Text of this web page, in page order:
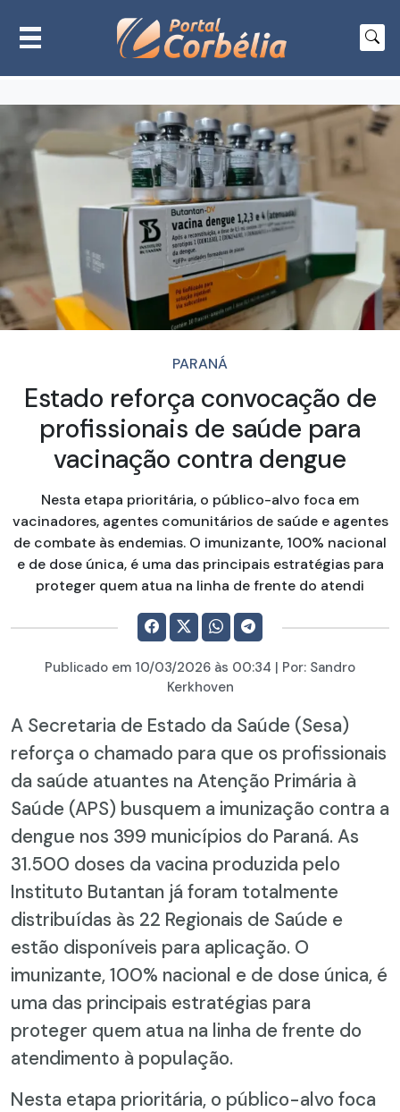
PARANÁ
Estado reforça convocação de
profissionais de saúde para
vacinação contra dengue
Nesta etapa prioritária, o público-alvo foca em
vacinadores, agentes comunitários de saúde e agentes
de combate às endemias. O imunizante, 100% nacional
e de dose única, é uma das principais estratégias para
proteger quem atua na linha de frente do atendi
Publicado em 10/03/2026 às 00:34 | Por: Sandro
Kerkhoven
A Secretaria de Estado da Saúde (Sesa)
reforça o chamado para que os profissionais
da saúde atuantes na Atenção Primária à
Saúde (APS) busquem a imunização contra a
dengue nos 399 municípios do Paraná. As
31.500 doses da vacina produzida pelo
Instituto Butantan já foram totalmente
distribuídas às 22 Regionais de Saúde e
estão disponíveis para aplicação. O
imunizante, 100% nacional e de dose única, é
uma das principais estratégias para
proteger quem atua na linha de frente do
atendimento à população.
Nesta etapa prioritária, o público-alvo foca